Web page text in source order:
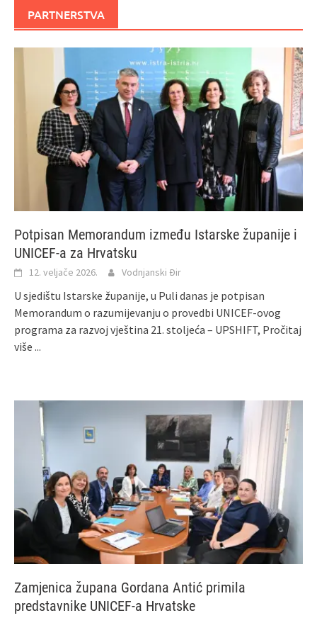
PARTNERSTVA
Potpisan Memorandum između Istarske županije i
UNICEF-a za Hrvatsku
12. veljače 2026. Vodnjanski Đir
U sjedištu Istarske županije, u Puli danas je potpisan
Memorandum o razumijevanju o provedbi UNICEF-ovog
programa za razvoj vještina 21. stoljeća – UPSHIFT, Pročitaj
više ...
Zamjenica župana Gordana Antić primila
predstavnike UNICEF-a Hrvatske